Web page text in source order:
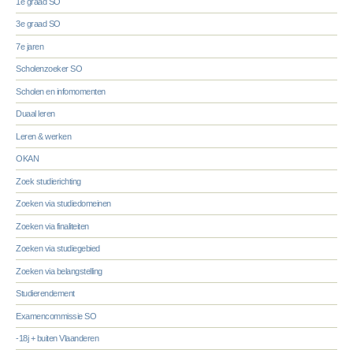
3e graad SO
7e jaren
Scholenzoeker SO
Scholen en infomomenten
Duaal leren
Leren & werken
OKAN
Zoek studierichting
Zoeken via studiedomeinen
Zoeken via finaliteiten
Zoeken via studiegebied
Zoeken via belangstelling
Studierendement
Examencommissie SO
-18j + buiten Vlaanderen